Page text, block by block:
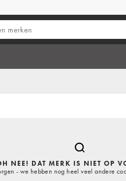
NEE! DAT MERK IS NIET OP
- we hebben nog heel veel andere